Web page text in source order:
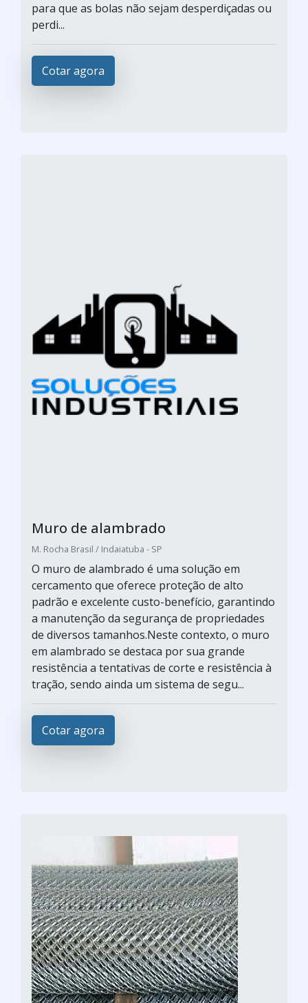
para que as bolas não sejam desperdiçadas ou
perdi...
Cotar agora
Muro de alambrado
M. Rocha Brasil / Indaiatuba - SP
O muro de alambrado é uma solução em
cercamento que oferece proteção de alto
padrão e excelente custo-benefício, garantindo
a manutenção da segurança de propriedades
de diversos tamanhos.Neste contexto, o muro
em alambrado se destaca por sua grande
resistência a tentativas de corte e resistência à
tração, sendo ainda um sistema de segu...
Cotar agora